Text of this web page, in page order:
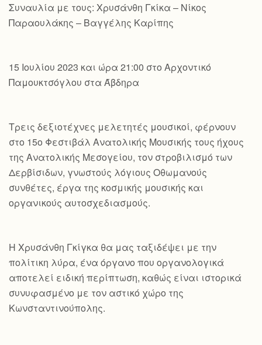
Συναυλία με τους: Χρυσάνθη Γκίκα – Νίκος
Παραουλάκης – Βαγγέλης Καρίπης
15 Ιουλίου 2023 και ώρα 21:00 στο Αρχοντικό
Παμουκτσόγλου στα Άβδηρα
Τρεις δεξιοτέχνες μελετητές μουσικοί, φέρνουν
στο 15ο Φεστιβάλ Ανατολικής Μουσικής τους ήχους
της Ανατολικής Μεσογείου, τον στροβιλισμό των
Δερβίσιδων, γνωστούς λόγιους Οθωμανούς
συνθέτες, έργα της κοσμικής μουσικής και
οργανικούς αυτοσχεδιασμούς.
Η Χρυσάνθη Γκίγκα θα μας ταξιδέψει με την
πολίτικη λύρα, ένα όργανο που οργανολογικά
αποτελεί ειδική περίπτωση, καθώς είναι ιστορικά
συνυφασμένο με τον αστικό χώρο της
Κωνσταντινούπολης.